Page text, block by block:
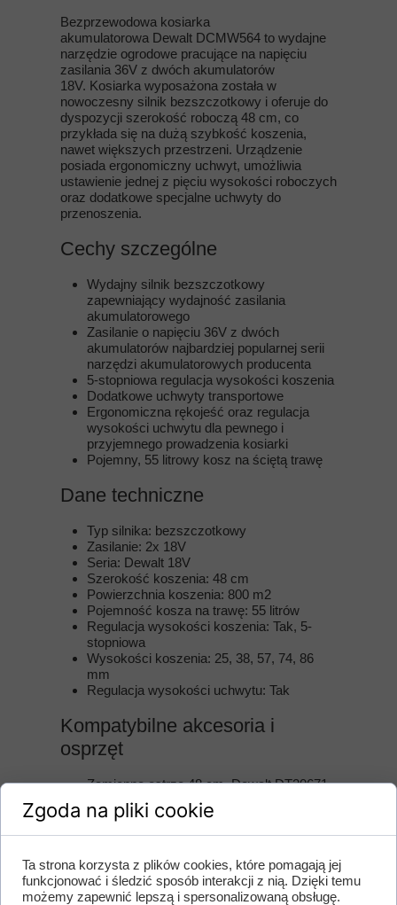
Bezprzewodowa kosiarka
akumulatorowa Dewalt DCMW564 to wydajne
narzędzie ogrodowe pracujące na napięciu
zasilania 36V z dwóch akumulatorów
18V. Kosiarka wyposażona została w
nowoczesny silnik bezszczotkowy i oferuje do
dyspozycji szerokość roboczą 48 cm, co
przykłada się na dużą szybkość koszenia,
nawet większych przestrzeni. Urządzenie
posiada ergonomiczny uchwyt, umożliwia
ustawienie jednej z pięciu wysokości roboczych
oraz dodatkowe specjalne uchwyty do
przenoszenia.
Cechy szczególne
Wydajny silnik bezszczotkowy
zapewniający wydajność zasilania
akumulatorowego
Zasilanie o napięciu 36V z dwóch
akumulatorów najbardziej popularnej serii
narzędzi akumulatorowych producenta
5-stopniowa regulacja wysokości koszenia
Dodatkowe uchwyty transportowe
Ergonomiczna rękojeść oraz regulacja
wysokości uchwytu dla pewnego i
przyjemnego prowadzenia kosiarki
Pojemny, 55 litrowy kosz na ściętą trawę
Dane techniczne
Typ silnika: bezszczotkowy
Zasilanie: 2x 18V
Seria: Dewalt 18V
Szerokość koszenia: 48 cm
Powierzchnia koszenia: 800 m2
Pojemność kosza na trawę: 55 litrów
Regulacja wysokości koszenia: Tak, 5-
stopniowa
Wysokości koszenia: 25, 38, 57, 74, 86
mm
Regulacja wysokości uchwytu: Tak
Kompatybilne akcesoria i
osprzęt
Zamienne ostrze 48 cm, Dewalt DT20671
Zobacz najnowsze wpisy na naszym blogu:
Zgoda na pliki cookie
Ta strona korzysta z plików cookies, które pomagają jej
funkcjonować i śledzić sposób interakcji z nią. Dzięki temu
możemy zapewnić lepszą i spersonalizowaną obsługę.